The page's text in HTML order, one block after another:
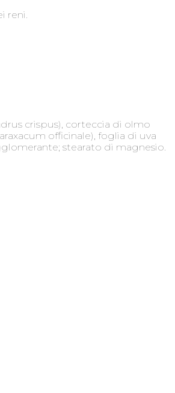
reni.
crispus), corteccia di olmo
officinale), foglia di uva
stearato di magnesio.